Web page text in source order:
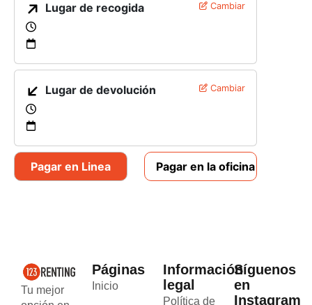
Lugar de recogida Cambiar
Lugar de devolución Cambiar
Pagar en Linea Pagar en la oficina
Tu mejor
Páginas
Inicio
Información
legal
Política de
Síguenos
en
Instagram